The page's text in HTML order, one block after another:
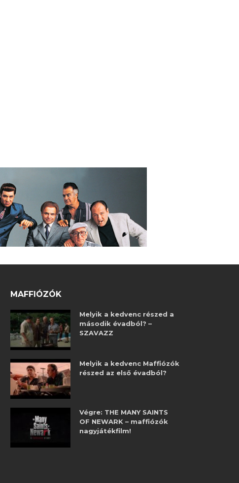
MAFFIÓZÓK
Melyik a kedvenc részed a
második évadból? –
SZAVAZZ
Melyik a kedvenc Maffiózók
részed az első évadból?
Végre: THE MANY SAINTS
OF NEWARK – maffiózók
nagyjátékfilm!